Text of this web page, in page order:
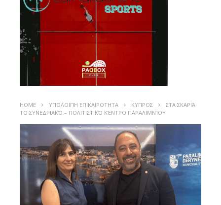
HOME ΥΠΟΛΟΙΠΗ ΕΠΙΚΑΙΡΟΤΗΤΑ ΚΥΠΡΟΣ
ΣΤΑ ΣΚΑΡΙΆ
ΤΟ ΣΥΝΕΔΡΙΑΚΌ – ΠΟΛΙΤΙΣΤΙΚΌ ΚΈΝΤΡΟ ΠΑΡΑΛΙΜΝΊΟΥ